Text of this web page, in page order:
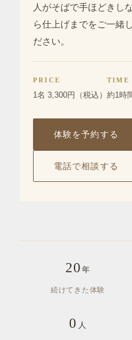
人がそばで手ほどきし
ら仕上げまでをご一緒
ださい。
PRICE
1名 3,300円（税込）
TIME
約1時
体験を予約する
電話で相談する
20 年
続けてきた体験
0 人